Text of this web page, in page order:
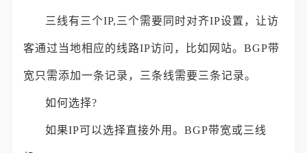
三线有三个IP,三个需要同时对齐IP设置，让访
客通过当地相应的线路IP访问，比如网站。BGP带
宽只需添加一条记录，三条线需要三条记录。
如何选择?
如果IP可以选择直接外用。BGP带宽或三线